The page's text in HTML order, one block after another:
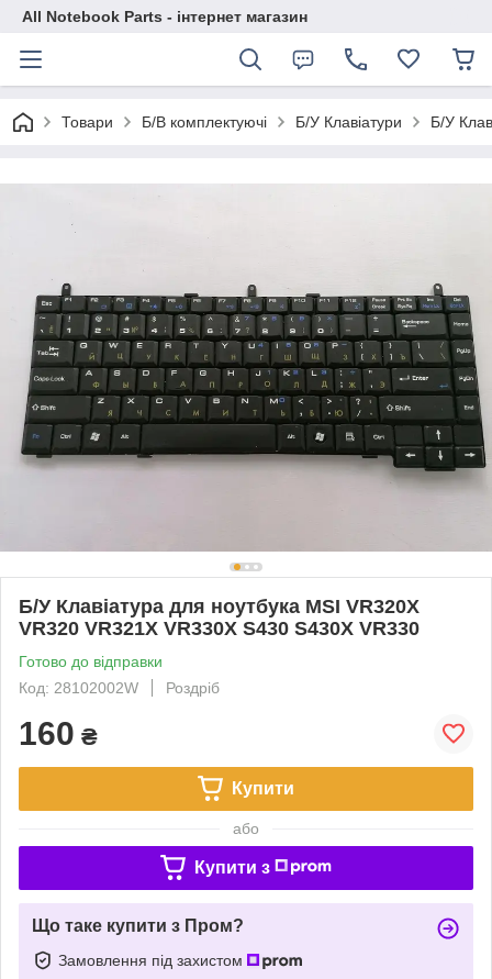
All Notebook Parts - інтернет магазин
Товари Б/В комплектуючі Б/У Клавіатури Б/У
Б/У Клавіатура для ноутбука MSI VR320X
VR320 VR321X VR330X S430 S430X VR330
Готово до відправки
Код: 28102002W
Роздріб
160 ₴
Купити
або
Купити з
Що таке купити з Пром?
Замовлення під захистом